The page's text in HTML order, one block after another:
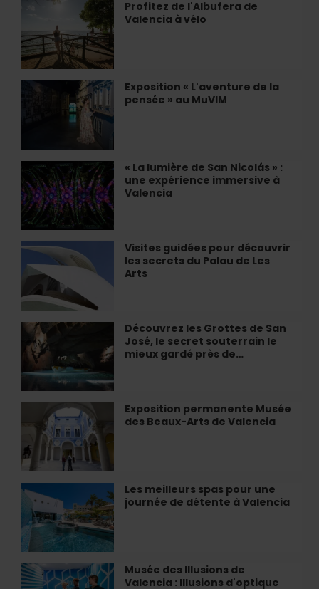
l'Art
Contemporain
Profitez de l'Albufera de
Valencia à vélo
l'Albufera
de
Valencia
à
Exposition « L'aventure de la
pensée » au MuVIM
Exposition
L'aventure
la
pensée
au
MuVIM
« La lumière de San Nicolás » :
une expérience immersive à
Valencia
La
lumière
de
San
Nicolás
expérience
à
Valencia
Visites guidées pour découvrir
les secrets du Palau de Les
Arts
Visites
guidées
pour
découvrir
les
secrets
Palau
de
Découvrez les Grottes de San
José, le secret souterrain le
mieux gardé près de…
Découvrez
les
Grottes
de
San
José,
secret
souterrain
le
gardé
près
de…
Exposition permanente Musée
des Beaux-Arts de Valencia
Exposition
permanente
Musée
des
Beaux-
Arts
Valencia
Les meilleurs spas pour une
journée de détente à Valencia
Les
meilleurs
spas
pour
une
journée
de
Musée des Illusions de
Valencia : Illusions d'optique
Musée
des